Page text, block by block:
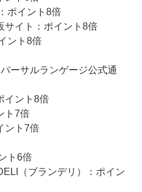
ポイント8倍
サイト：ポイント8倍
ント8倍
ーサルランゲージ公式通
イント8倍
ト7倍
ント7倍
ト6倍
（ブランデリ）：ポイン